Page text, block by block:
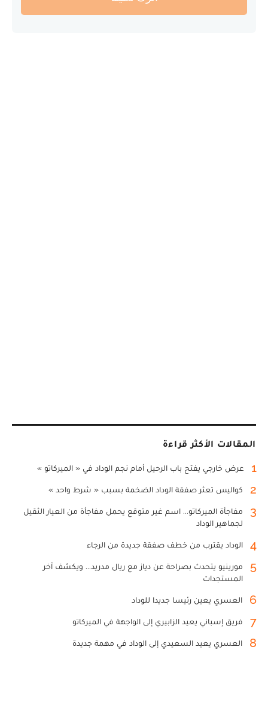
المقالات الأكثر قراءة
1 عرض خارجي يفتح باب الرحيل أمام نجم الوداد في « الميركاتو »
2 كواليس تعثر صفقة الوداد الضخمة بسبب « شرط واحد »
3
مفاجأة الميركاتو... اسم غير متوقع يحمل مفاجأة من العيار الثقيل
لجماهير الوداد
4 الوداد يقترب من خطف صفقة جديدة من الرجاء
5
مورينيو يتحدث بصراحة عن دياز مع ريال مدريد... ويكشف آخر
المستجدات
6 العسري يعين رئيسا جديدا للوداد
7 فريق إسباني يعيد الزابيري إلى الواجهة في الميركاتو
8 العسري يعيد السعيدي إلى الوداد في مهمة جديدة